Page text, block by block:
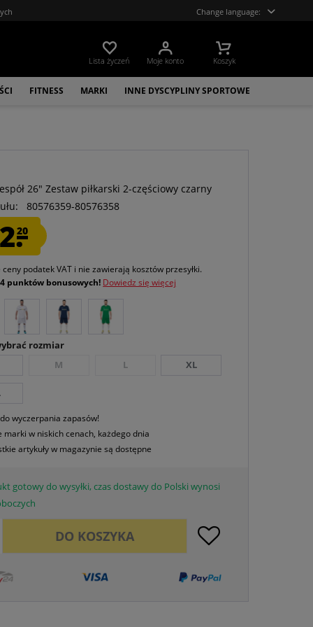
Change language:
Lista życzeń Moje konto Koszyk
FITNESS MARKI INNE DYSCYPLINY SPORTOWE
26" Zestaw piłkarski 2-częściowy czarny
80576359-80576358
20
ceny podatek VAT i nie zawierają kosztów przesyłki.
4 punktów bonusowych! Dowiedz się więcej
rozmiar
M L XL
wyczerpania zapasów!
marki w niskich cenach, każdego dnia
artykuły w magazynie są dostępne
gotowy do wysyłki, czas dostawy do Polski wynosi
DO KOSZYKA